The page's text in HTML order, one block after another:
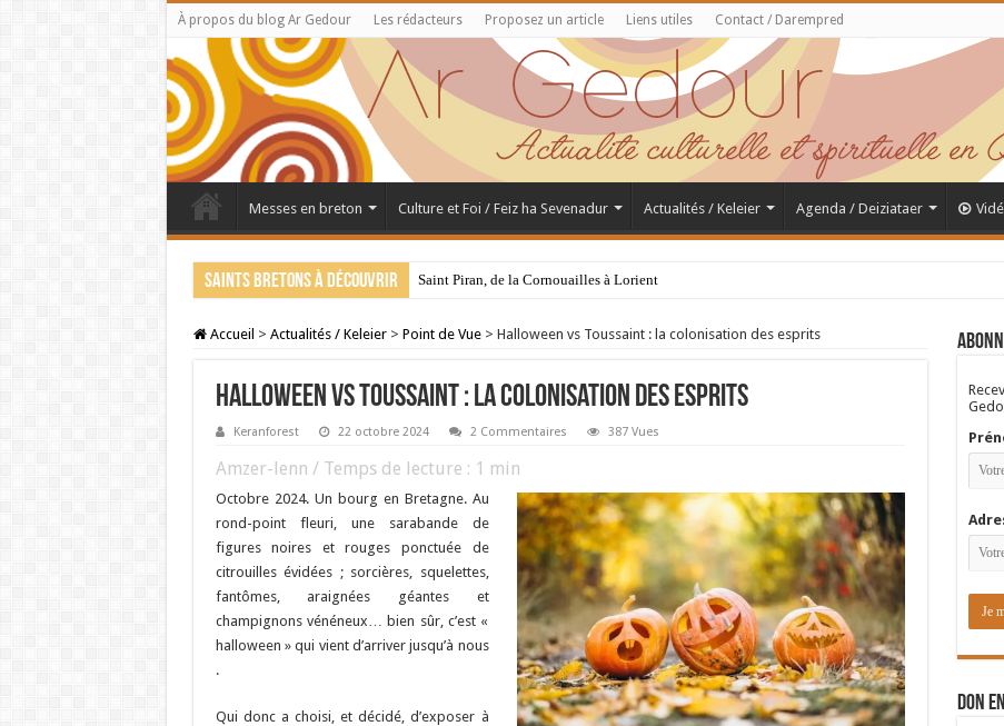
À propos du blog Ar Gedour Les rédacteurs Proposez un article Liens utiles Contact / Darempred
Messes en breton Culture et Foi / Feiz ha Sevenadur Actualités / Keleier Agenda / Deiziataer
Saints bretons à découvrir Saint Piran, de la Cornouailles à Lorient
Accueil > Actualités / Keleier > Point de Vue > Halloween vs Toussaint : la colonisation des esprits
Halloween vs Toussaint : la colonisation des esprits
Keranforest 22 octobre 2024 2 Commentaires 387 Vues
Amzer-lenn / Temps de lecture : 1 min
Octobre 2024. Un bourg en Bretagne. Au
rond-point fleuri, une sarabande de
figures noires et rouges ponctuée de
citrouilles évidées ; sorcières, squelettes,
fantômes, araignées géantes et
champignons vénéneux… bien sûr, c’est «
halloween » qui vient d’arriver jusqu’à nous
.
Qui donc a choisi, et décidé, d’exposer à
DON